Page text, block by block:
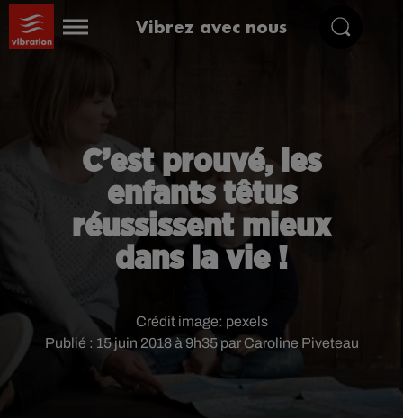
Vibrez avec nous
C’est prouvé, les
enfants têtus
réussissent mieux
dans la vie !
Publié : 15 juin 2018 à 9h35 par Caroline Piveteau
Crédit image: pexels